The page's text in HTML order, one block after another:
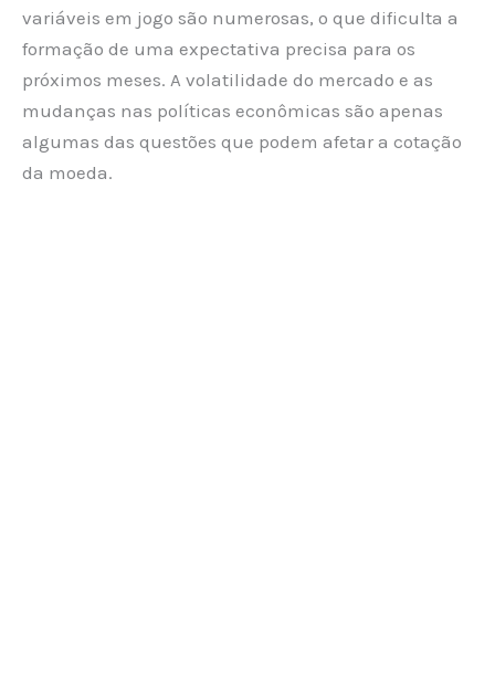
variáveis em jogo são numerosas, o que dificulta a
formação de uma expectativa precisa para os
próximos meses. A volatilidade do mercado e as
mudanças nas políticas econômicas são apenas
algumas das questões que podem afetar a cotação
da moeda.